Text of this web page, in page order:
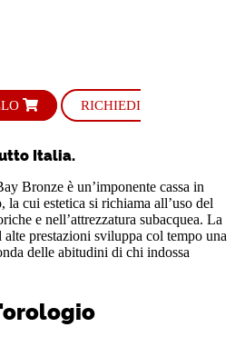
RICHIEDI
Italia.
Bronze è un’imponente cassa in
cui estetica si richiama all’uso del
e nell’attrezzatura subacquea. La
prestazioni sviluppa col tempo una
delle abitudini di chi indossa